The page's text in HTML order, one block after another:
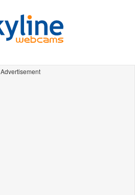
Advertisement